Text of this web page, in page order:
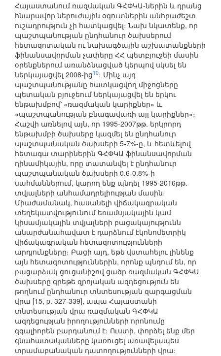
Հայաստանում ռազմական ԳՀՓԿԱ-ներին և դրանց
հնարավոր ներուժային օգուտներին անհրաժեշտ
ուշադրություն չի հատկացվել։ Նախ նկատենք, որ
պաշտպանության ընդհանուր ծախսերում
հետազոտական ու նախագծային աշխատանքների
ֆինանսավորման չափերը ՀՀ պետբյուջեի մասին
օրենքներում առանձնացված կերպով սկսել են
ներկայացվել 2008-ից10։ Մինչ այդ
պաշտպանությանը հատկացվող միջոցները
պետական բյուջեում ներկայացվել են երկու
ենթախմբով՝ «ռազմական կարիքներ» և
«պաշտպանության բնագավառի այլ կարիքներ»։
Հաշվի առնելով այն, որ 1995-2007թթ. երկրորդ
ենթախմբի ծախսերը կազմել են ընդհանուր
պաշտպանական ծախսերի 5-7%-ը, և հետևելով
հետագա տարիներին ԳՀՓԿԱ ֆինանսավորման
դինամիկային, որը տատանվել է ընդհանուր
պաշտպանական ծախսերի 0.6-0.8%-ի
սահմաններում, կարող ենք պնդել 1995-2016թթ.
տվյալների անհամադրելիության մասին։
Միաժամանակ, հասանելի վիճակագրական
տեղեկատվությունում եռամսյակային կամ
կիսամյակային տվյալների բացակայությունն
անարժանահավատ է դարձնում էկոնոմետրիկ
վիճակագրական հետազոտությունների
արդյունքները։ Բացի այդ, եթե վստահելու լինենք
այն հետազոտություններին, որոնք պնդում են, որ
բացարձակ ցուցանիշով ցածր ռազմական ԳՀՓԿԱ
ծախսերը գրեթե զրոյական ազդեցություն են
թողնում ընդհանուր տնտեսության զարգացման
վրա [15, p. 327-339], ապա Հայաստանի
տնտեսության վրա ռազմական ԳՀՓԿԱ
ազդեցության իրողությունների որոնումը
զգալիորեն բարդանում է։ Ուստի, փորձել ենք մեր
գնահատականները կառուցել առավելապես
տրամաբանական դատողությունների վրա։